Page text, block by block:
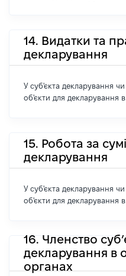
14. Видатки та
декларування
У суб'єкта декларування чи
об'єкти для декларування в
15. Робота за
декларування
У суб'єкта декларування чи
об'єкти для декларування в
16. Членство
декларування в
органах